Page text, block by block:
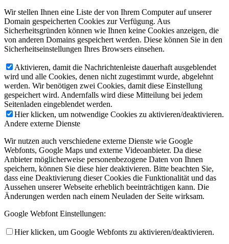
Wir stellen Ihnen eine Liste der von Ihrem Computer auf unserer
Domain gespeicherten Cookies zur Verfügung. Aus
Sicherheitsgründen können wie Ihnen keine Cookies anzeigen, die
von anderen Domains gespeichert werden. Diese können Sie in den
Sicherheitseinstellungen Ihres Browsers einsehen.
Aktivieren, damit die Nachrichtenleiste dauerhaft ausgeblendet
wird und alle Cookies, denen nicht zugestimmt wurde, abgelehnt
werden. Wir benötigen zwei Cookies, damit diese Einstellung
gespeichert wird. Andernfalls wird diese Mitteilung bei jedem
Seitenladen eingeblendet werden.
Hier klicken, um notwendige Cookies zu aktivieren/deaktivieren.
Andere externe Dienste
Wir nutzen auch verschiedene externe Dienste wie Google
Webfonts, Google Maps und externe Videoanbieter. Da diese
Anbieter möglicherweise personenbezogene Daten von Ihnen
speichern, können Sie diese hier deaktivieren. Bitte beachten Sie,
dass eine Deaktivierung dieser Cookies die Funktionalität und das
Aussehen unserer Webseite erheblich beeinträchtigen kann. Die
Änderungen werden nach einem Neuladen der Seite wirksam.
Google Webfont Einstellungen:
Hier klicken, um Google Webfonts zu aktivieren/deaktivieren.